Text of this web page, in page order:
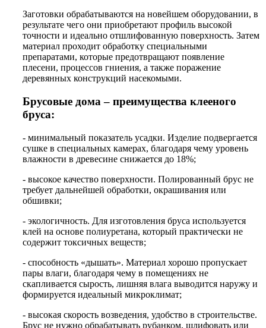
Заготовки обрабатываются на новейшем оборудовании, в
результате чего они приобретают профиль высокой
точности и идеально отшлифованную поверхность. Затем
материал проходит обработку специальными
препаратами, которые предотвращают появление
плесени, процессов гниения, а также поражение
деревянных конструкций насекомыми.
Брусовые дома – преимущества клееного
бруса:
- минимальный показатель усадки. Изделие подвергается
сушке в специальных камерах, благодаря чему уровень
влажности в древесине снижается до 18%;
- высокое качество поверхности. Полированный брус не
требует дальнейшей обработки, окрашивания или
обшивки;
- экологичность. Для изготовления бруса используется
клей на основе полиуретана, который практически не
содержит токсичных веществ;
- способность «дышать». Материал хорошо пропускает
пары влаги, благодаря чему в помещениях не
скапливается сырость, лишняя влага выводится наружу и
формируется идеальный микроклимат;
- высокая скорость возведения, удобство в строительстве.
Брус не нужно обрабатывать рубанком, шлифовать или